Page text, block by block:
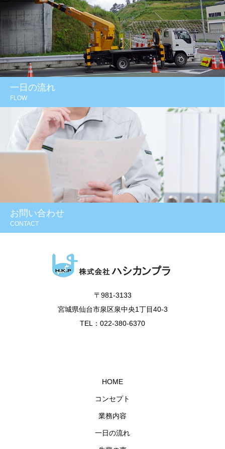
一日の流れ
FLOW
お問い合わせ
CONTACT
〒981-3133
宮城県仙台市泉区泉中央1丁目40-3
TEL：022-380-6370
HOME
コンセプト
業務内容
一日の流れ